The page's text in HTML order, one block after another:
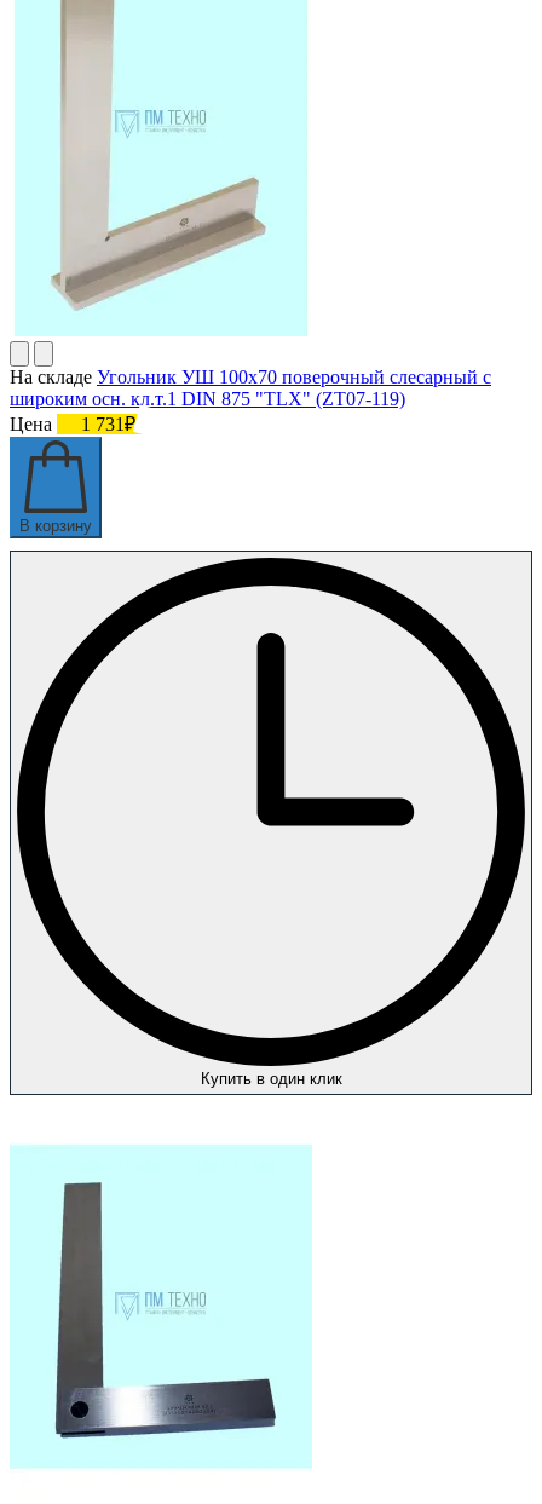
На складе Угольник УШ 100х70 поверочный слесарный с
широким осн. кл.т.1 DIN 875 "TLX" (ZT07-119)
Цена
1 731₽
В корзину
Купить в один клик